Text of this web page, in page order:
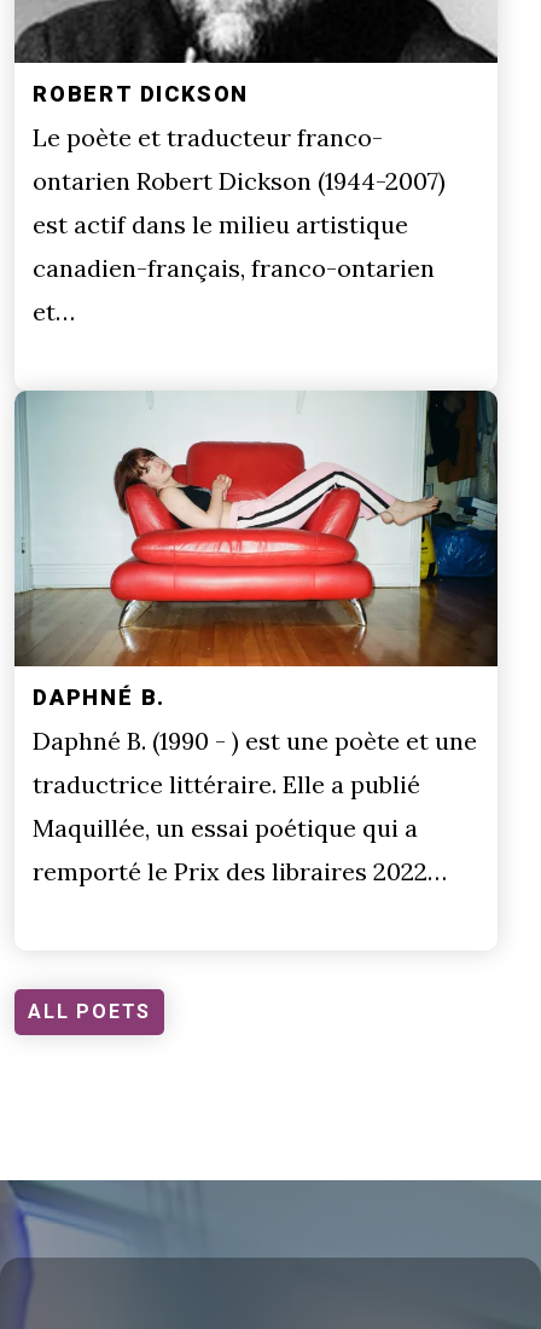
ROBERT DICKSON
Le poète et traducteur franco-
ontarien Robert Dickson (1944-2007)
est actif dans le milieu artistique
canadien-français, franco-ontarien
et…
DAPHNÉ B.
Daphné B. (1990 - ) est une poète et une
traductrice littéraire. Elle a publié
Maquillée, un essai poétique qui a
remporté le Prix des libraires 2022…
ALL POETS